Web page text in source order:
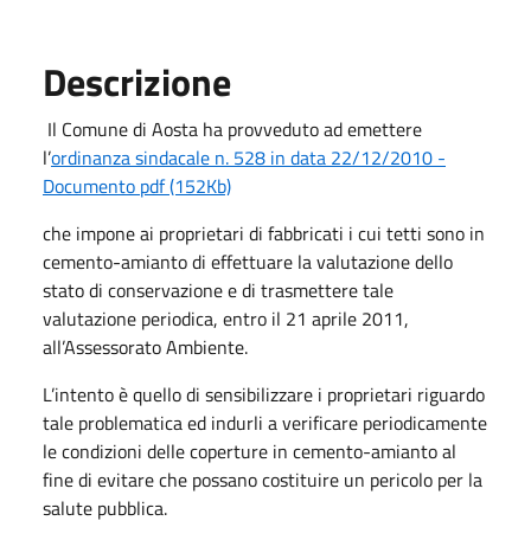
Descrizione
Il Comune di Aosta ha provveduto ad emettere
l’ordinanza sindacale n. 528 in data 22/12/2010 -
Documento pdf (152Kb)
che impone ai proprietari di fabbricati i cui tetti sono in
cemento-amianto di effettuare la valutazione dello
stato di conservazione e di trasmettere tale
valutazione periodica, entro il 21 aprile 2011,
all’Assessorato Ambiente.
L’intento è quello di sensibilizzare i proprietari riguardo
tale problematica ed indurli a verificare periodicamente
le condizioni delle coperture in cemento-amianto al
fine di evitare che possano costituire un pericolo per la
salute pubblica.